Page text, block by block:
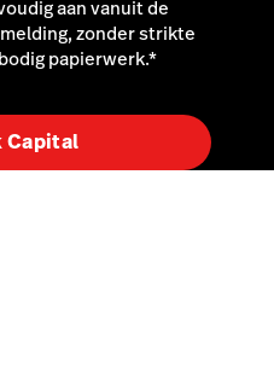
aan vanuit de
zonder strikte
papierwerk.*
Capital